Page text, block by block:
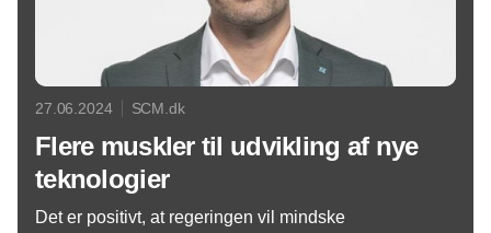
27.06.2024 SCM.dk
Flere muskler til udvikling af nye
teknologier
Det er positivt, at regeringen vil mindske